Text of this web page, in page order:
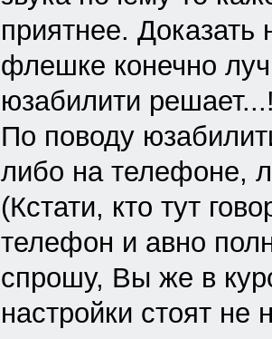
приятнее. Доказать
флешке конечно
юзабилити
По поводу
либо на телефоне,
(Кстати, кто тут
телефон и авно
спрошу, Вы же в
настройки стоят не